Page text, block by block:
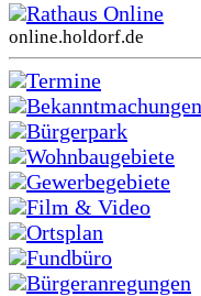
Rathaus Online
online.holdorf.de
Termine
Bekanntmachungen
Bürgerpark
Wohnbaugebiete
Gewerbegebiete
Film & Video
Ortsplan
Fundbüro
Bürgeranregungen